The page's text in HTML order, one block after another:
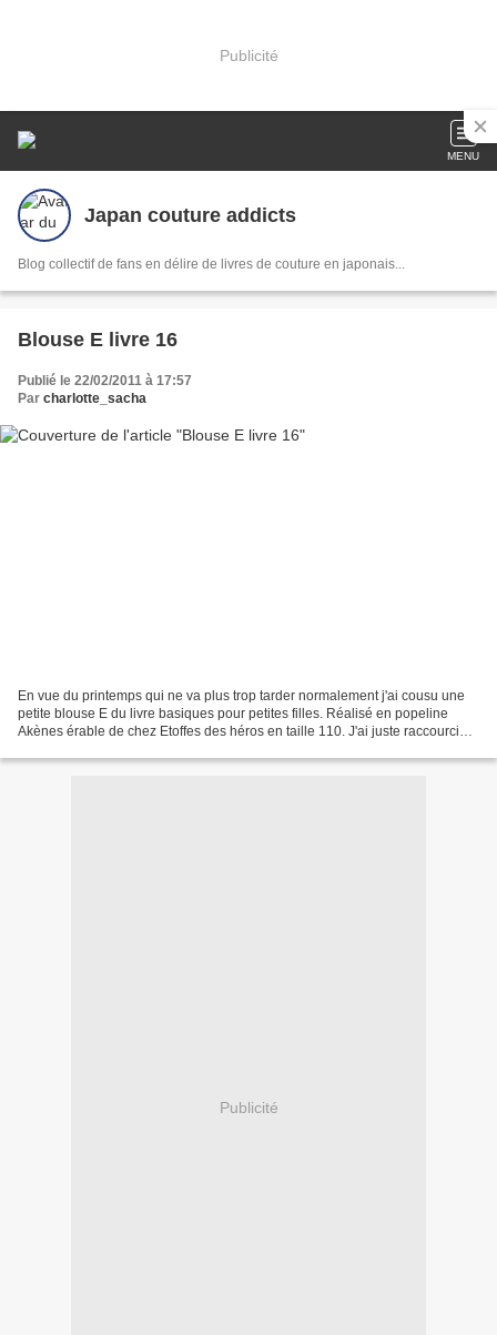
Publicité
MENU
Japan couture addicts
Blog collectif de fans en délire de livres de couture en japonais...
Blouse E livre 16
Publié le 22/02/2011 à 17:57
Par charlotte_sacha
En vue du printemps qui ne va plus trop tarder normalement j'ai cousu une
petite blouse E du livre basiques pour petites filles. Réalisé en popeline
Akènes érable de chez Etoffes des héros en taille 110. J'ai juste raccourcie
Publicité